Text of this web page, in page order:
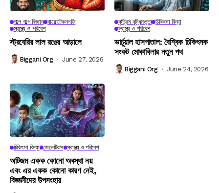
গল্পে গল্পে বিজ্ঞান বায়োটেকনলজি
স্বাস্থ্য ও পরিবেশ
স্ট্রবেরির লাল রঙের আড়ালে
Biggani Org June 27, 2026
কৃত্রিম বুদ্ধিমত্তা চিকিৎসা বিদ্যা
স্বাস্থ্য ও পরিবেশ
ভার্চুয়াল হাসপাতাল: বৈশ্বিক চিকিৎসক
সংকট মোকাবিলার নতুন পথ
Biggani Org June 24, 2026
চিকিৎসা বিদ্যা জেনেটিকস স্বাস্থ্য ও পরিবেশ
অটিজম একক কোনো অবস্থা নয়
এবং এর একক কোনো কারণ নেই,
বিজ্ঞানীদের উপসংহার